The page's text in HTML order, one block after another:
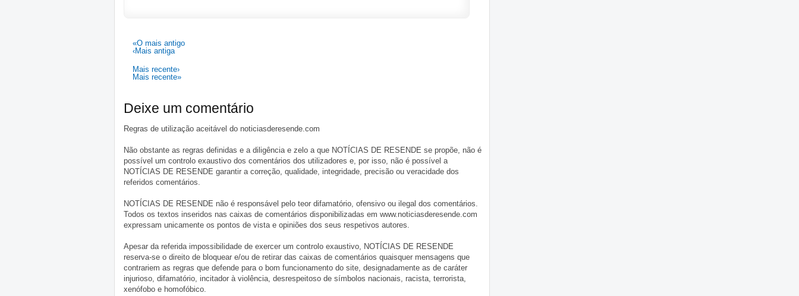
«O mais antigo
‹Mais antiga
Mais recente›
Mais recente»
Deixe um comentário
Regras de utilização aceitável do noticiasderesende.com
Não obstante as regras definidas e a diligência e zelo a que NOTÍCIAS DE RESENDE se propõe, não é
possível um controlo exaustivo dos comentários dos utilizadores e, por isso, não é possível a
NOTÍCIAS DE RESENDE garantir a correção, qualidade, integridade, precisão ou veracidade dos
referidos comentários.
NOTÍCIAS DE RESENDE não é responsável pelo teor difamatório, ofensivo ou ilegal dos comentários.
Todos os textos inseridos nas caixas de comentários disponibilizadas em www.noticiasderesende.com
expressam unicamente os pontos de vista e opiniões dos seus respetivos autores.
Apesar da referida impossibilidade de exercer um controlo exaustivo, NOTÍCIAS DE RESENDE
reserva-se o direito de bloquear e/ou de retirar das caixas de comentários quaisquer mensagens que
contrariem as regras que defende para o bom funcionamento do site, designadamente as de caráter
injurioso, difamatório, incitador à violência, desrespeitoso de símbolos nacionais, racista, terrorista,
xenófobo e homofóbico.